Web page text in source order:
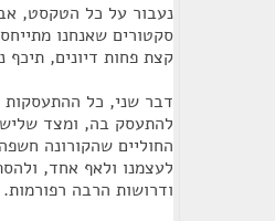
נעבור על כל הטקסט,
סקטורים שאנחנו
קצת פחות דיונים,
דבר שני, כל ההתעסקות
להתעסק בה, ומצד
החוליים שהקורונה
לעצמנו ולאף אחד,
ודרושות הרבה